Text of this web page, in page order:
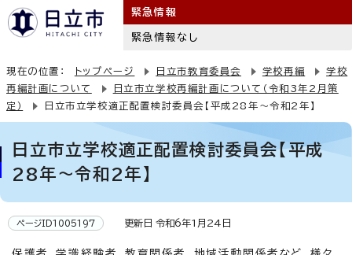
緊急情報
緊急情報なし
現在の位置： トップページ 日立市教育委員会 学校再編
学校
再編計画について
日立市立学校再編計画について（令和3年2月策
定）
日立市立学校適正配置検討委員会【平成28年～令和2年】
日立市立学校適正配置検討委員会【平成
28年～令和2年】
ページID1005197 更新日 令和6年1月24日